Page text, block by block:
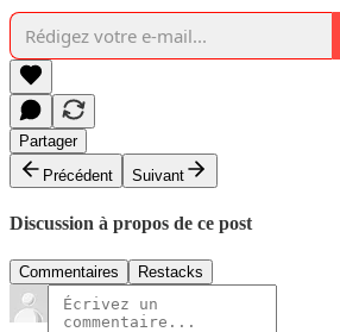
Partager
Précédent
Suivant
Discussion à propos de ce post
Commentaires Restacks